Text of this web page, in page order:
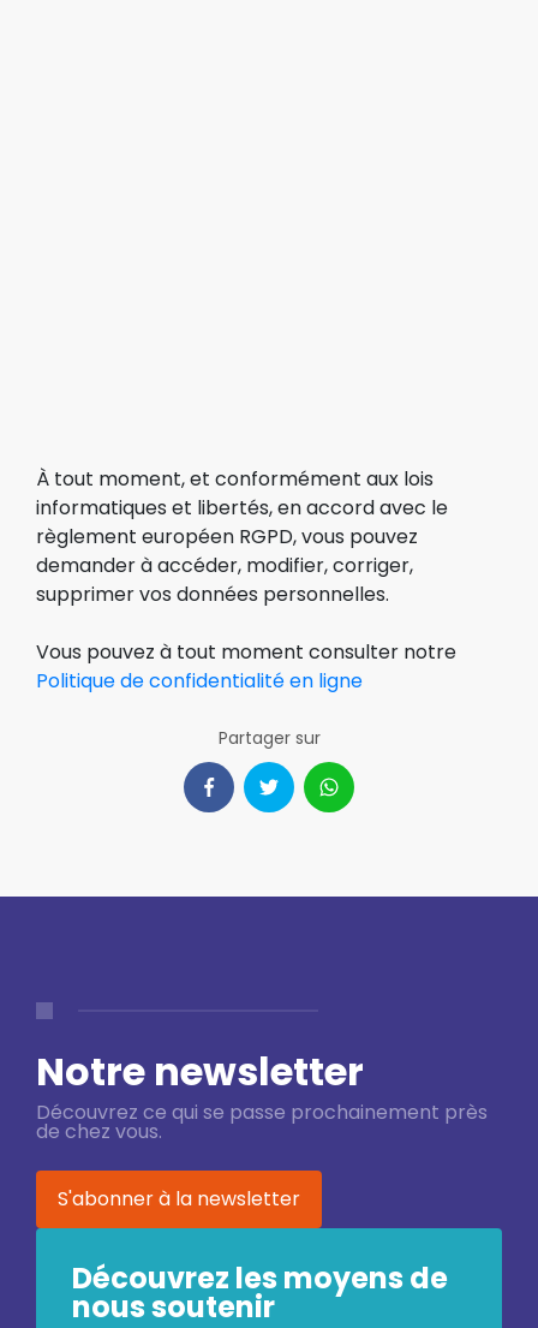
À tout moment, et conformément aux lois
informatiques et libertés, en accord avec le
règlement européen RGPD, vous pouvez
demander à accéder, modifier, corriger,
supprimer vos données personnelles.
Vous pouvez à tout moment consulter notre
Politique de confidentialité en ligne
Partager sur
Notre newsletter
Découvrez ce qui se passe prochainement près
de chez vous.
S'abonner à la newsletter
Découvrez les moyens de
nous soutenir